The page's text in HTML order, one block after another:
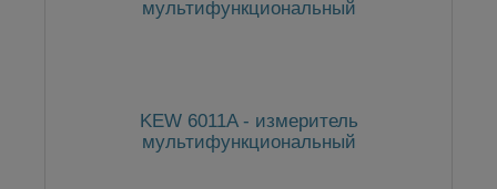
KEW 6011A - измеритель
мультифункциональный